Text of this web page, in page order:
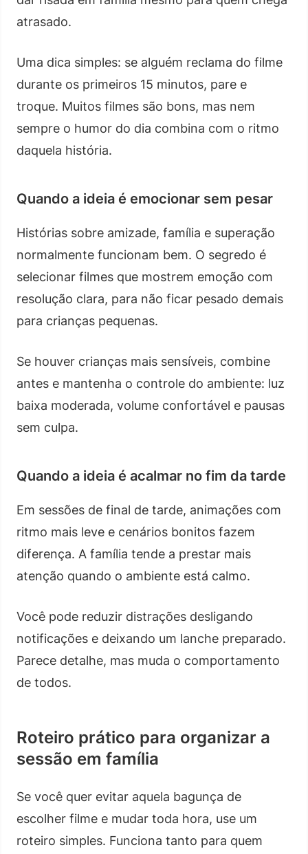
atrasado.
Uma dica simples: se alguém reclama do filme
durante os primeiros 15 minutos, pare e
troque. Muitos filmes são bons, mas nem
sempre o humor do dia combina com o ritmo
daquela história.
Quando a ideia é emocionar sem pesar
Histórias sobre amizade, família e superação
normalmente funcionam bem. O segredo é
selecionar filmes que mostrem emoção com
resolução clara, para não ficar pesado demais
para crianças pequenas.
Se houver crianças mais sensíveis, combine
antes e mantenha o controle do ambiente: luz
baixa moderada, volume confortável e pausas
sem culpa.
Quando a ideia é acalmar no fim da tarde
Em sessões de final de tarde, animações com
ritmo mais leve e cenários bonitos fazem
diferença. A família tende a prestar mais
atenção quando o ambiente está calmo.
Você pode reduzir distrações desligando
notificações e deixando um lanche preparado.
Parece detalhe, mas muda o comportamento
de todos.
Roteiro prático para organizar a
sessão em família
Se você quer evitar aquela bagunça de
escolher filme e mudar toda hora, use um
roteiro simples. Funciona tanto para quem